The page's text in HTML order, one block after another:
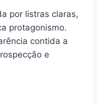
por listras claras,
protagonismo.
contida a
e